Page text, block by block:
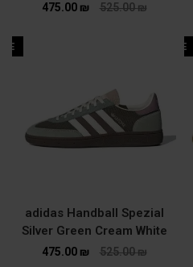
525.00₪
475.00 ₪
SALE
adidas Handball Spezial
Silver Green Cream White
525.00₪
475.00 ₪